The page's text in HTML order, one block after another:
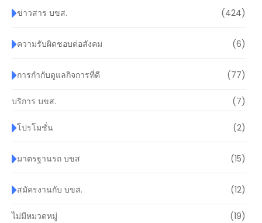
ข่าวสาร บขส. (424)
ความรับผิดชอบต่อสังคม (6)
การกำกับดูแลกิจการที่ดี (77)
บริการ บขส. (7)
โปรโมชั่น (2)
มาตรฐานรถ บขส (15)
สมัครงานกับ บขส. (12)
ไม่มีหมวดหมู่ (19)